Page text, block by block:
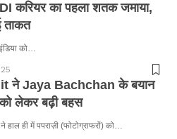
का पहला शतक जमाया,
ताकत
को…
ने Jaya Bachchan के बयान
को लेकर बढ़ी बहस
ही में पपराज़ी (फोटोग्राफरों) को…